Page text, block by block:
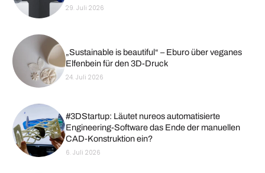
29. Juli 2026
„Sustainable is beautiful“ – Eburo über veganes
Elfenbein für den 3D-Druck
24. Juli 2026
#3DStartup: Läutet nureos automatisierte
Engineering-Software das Ende der manuellen
CAD-Konstruktion ein?
6. Juli 2026